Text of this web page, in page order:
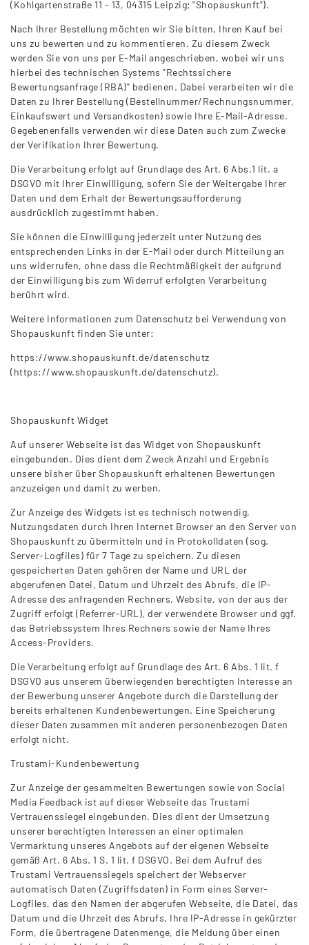
(Kohlgartenstraße 11 - 13, 04315 Leipzig; "Shopauskunft").
Nach Ihrer Bestellung möchten wir Sie bitten, Ihren Kauf bei
uns zu bewerten und zu kommentieren. Zu diesem Zweck
werden Sie von uns per E-Mail angeschrieben, wobei wir uns
hierbei des technischen Systems "Rechtssichere
Bewertungsanfrage (RBA)" bedienen. Dabei verarbeiten wir die
Daten zu Ihrer Bestellung (Bestellnummer/Rechnungsnummer,
Einkaufswert und Versandkosten) sowie Ihre E-Mail-Adresse.
Gegebenenfalls verwenden wir diese Daten auch zum Zwecke
der Verifikation Ihrer Bewertung.
Die Verarbeitung erfolgt auf Grundlage des Art. 6 Abs.1 lit. a
DSGVO mit Ihrer Einwilligung, sofern Sie der Weitergabe Ihrer
Daten und dem Erhalt der Bewertungsaufforderung
ausdrücklich zugestimmt haben.
Sie können die Einwilligung jederzeit unter Nutzung des
entsprechenden Links in der E-Mail oder durch Mitteilung an
uns widerrufen, ohne dass die Rechtmäßigkeit der aufgrund
der Einwilligung bis zum Widerruf erfolgten Verarbeitung
berührt wird.
Weitere Informationen zum Datenschutz bei Verwendung von
Shopauskunft finden Sie unter:
https://www.shopauskunft.de/datenschutz
(https://www.shopauskunft.de/datenschutz).
Shopauskunft Widget
Auf unserer Webseite ist das Widget von Shopauskunft
eingebunden. Dies dient dem Zweck Anzahl und Ergebnis
unsere bisher über Shopauskunft erhaltenen Bewertungen
anzuzeigen und damit zu werben.
Zur Anzeige des Widgets ist es technisch notwendig,
Nutzungsdaten durch Ihren Internet Browser an den Server von
Shopauskunft zu übermitteln und in Protokolldaten (sog.
Server-Logfiles) für 7 Tage zu speichern. Zu diesen
gespeicherten Daten gehören der Name und URL der
abgerufenen Datei, Datum und Uhrzeit des Abrufs, die IP-
Adresse des anfragenden Rechners, Website, von der aus der
Zugriff erfolgt (Referrer-URL), der verwendete Browser und ggf.
das Betriebssystem Ihres Rechners sowie der Name Ihres
Access-Providers.
Die Verarbeitung erfolgt auf Grundlage des Art. 6 Abs. 1 lit. f
DSGVO aus unserem überwiegenden berechtigten Interesse an
der Bewerbung unserer Angebote durch die Darstellung der
bereits erhaltenen Kundenbewertungen. Eine Speicherung
dieser Daten zusammen mit anderen personenbezogen Daten
erfolgt nicht.
Trustami-Kundenbewertung
Zur Anzeige der gesammelten Bewertungen sowie von Social
Media Feedback ist auf dieser Webseite das Trustami
Vertrauenssiegel eingebunden. Dies dient der Umsetzung
unserer berechtigten Interessen an einer optimalen
Vermarktung unseres Angebots auf der eigenen Webseite
gemäß Art. 6 Abs. 1 S. 1 lit. f DSGVO. Bei dem Aufruf des
Trustami Vertrauenssiegels speichert der Webserver
automatisch Daten (Zugriffsdaten) in Form eines Server-
Logfiles, das den Namen der abgerufen Webseite, die Datei, das
Datum und die Uhrzeit des Abrufs, Ihre IP-Adresse in gekürzter
Form, die übertragene Datenmenge, die Meldung über einen